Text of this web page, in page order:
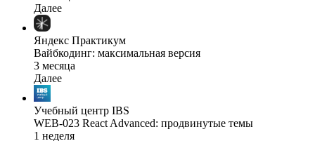
Далее
Яндекс Практикум
Вайбкодинг: максимальная версия
3 месяца
Далее
Учебный центр IBS
WEB-023 React Advanced: продвинутые темы
1 неделя